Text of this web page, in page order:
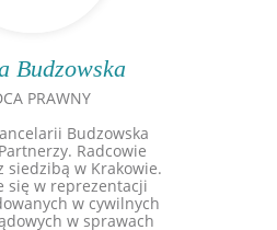
Budzowska
PRAWNY
Budzowska
Radcowie
siedzibą w Krakowie.
się w reprezentacji
w cywilnych
w sprawach